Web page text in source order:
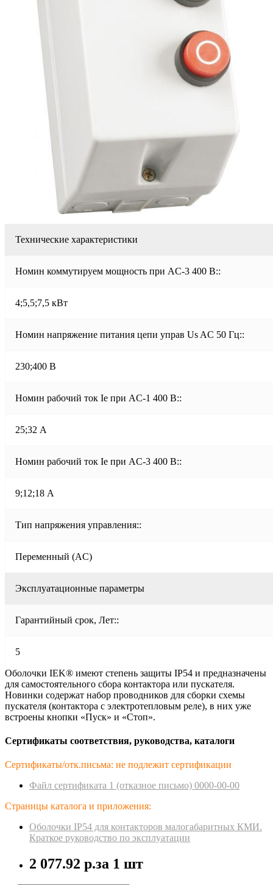
Технические характеристики
Номин коммутируем мощность при AC-3 400 В::
4;5,5;7,5 кВт
Номин напряжение питания цепи управ Us AC 50 Гц::
230;400 В
Номин рабочий ток Ie при AC-1 400 В::
25;32 А
Номин рабочий ток Ie при AC-3 400 В::
9;12;18 А
Тип напряжения управления::
Переменный (AC)
Эксплуатационные параметры
Гарантийный срок, Лет::
5
Оболочки IEK® имеют степень защиты IP54 и предназначены
для самостоятельного сбора контактора или пускателя.
Новинки содержат набор проводников для сборки схемы
пускателя (контактора с электротепловым реле), в них уже
встроены кнопки «Пуск» и «Стоп».
Сертификаты соответствия, руководства, каталоги
Сертификаты/отк.письма: не подлежит сертификации
Файл сертификата 1 (отказное пиcьмо) 0000-00-00
Страницы каталога и приложения:
Оболочки IP54 для контакторов малогабаритных КМИ.
Краткое руководство по эксплуатации
2 077.92 р.за 1 шт